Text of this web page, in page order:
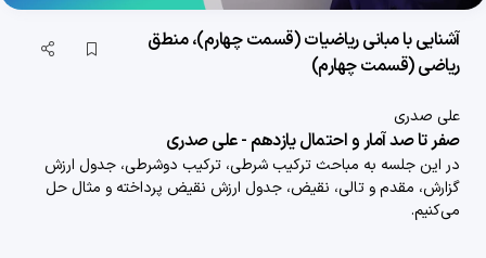
آشنایی با مبانی ریاضیات (قسمت چهارم)، منطق
ریاضی (قسمت چهارم)
علی صدری
صفر تا صد آمار و احتمال یازدهم - علی صدری
در این جلسه به مباحث ترکیب شرطی، ترکیب دوشرطی، جدول ارزش
گزارش، مقدم و تالی، نقیض، جدول ارزش نقیض پرداخته و مثال حل
می‌کنیم.
معرفی دوره صفر تا صد آمار و احتمال
5 دقیقه